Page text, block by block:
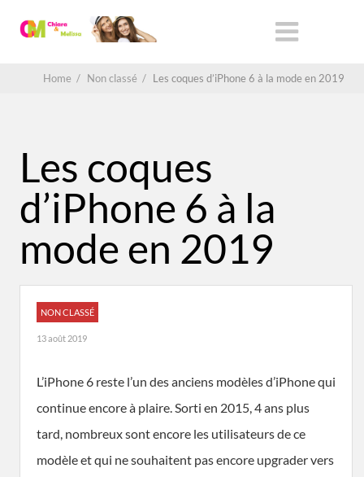
Home / Non classé / Les coques d’iPhone 6 à la mode en 2019
Les coques
d’iPhone 6 à la
mode en 2019
NON CLASSÉ
13 août 2019
L’iPhone 6 reste l’un des anciens modèles d’iPhone qui
continue encore à plaire. Sorti en 2015, 4 ans plus
tard, nombreux sont encore les utilisateurs de ce
modèle et qui ne souhaitent pas encore upgrader vers